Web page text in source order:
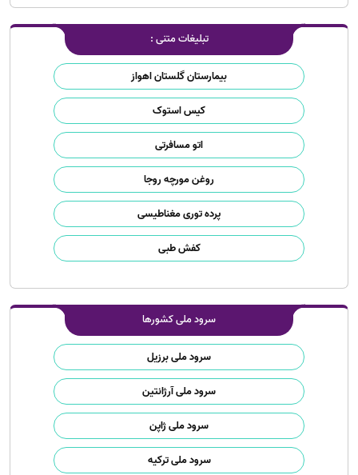
تبلیغات متنی :
بیمارستان گلستان اهواز
کیس استوک
اتو مسافرتی
روغن مورچه روجا
پرده توری مغناطیسی
کفش طبی
سرود ملی کشورها
سرود ملی برزیل
سرود ملی آرژانتین
سرود ملی ژاپن
سرود ملی ترکیه